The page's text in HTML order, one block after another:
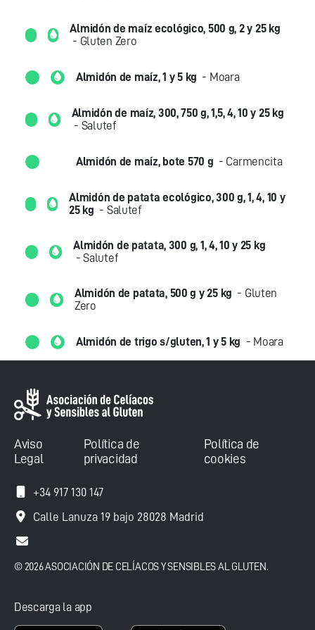
Almidón de maíz ecológico, 500 g, 2 y 25 kg
- Gluten Zero
Almidón de maíz, 1 y 5 kg - Moara
Almidón de maíz, 300, 750 g, 1,5, 4, 10 y 25 kg
- Salutef
Almidón de maíz, bote 570 g - Carmencita
Almidón de patata ecológico, 300 g, 1, 4, 10 y
25 kg - Salutef
Almidón de patata, 300 g, 1, 4, 10 y 25 kg
- Salutef
Almidón de patata, 500 g y 25 kg - Gluten
Zero
Almidón de trigo s/gluten, 1 y 5 kg - Moara
Aviso
Legal
Política de
privacidad
Política de
cookies
+34 917 130 147
Calle Lanuza 19 bajo 28028 Madrid
© 2026 ASOCIACIÓN DE CELÍACOS Y SENSIBLES AL GLUTEN.
Descarga la app